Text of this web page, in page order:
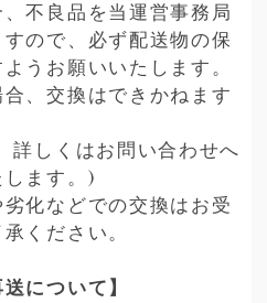
不良品を当運営事務局
ので、必ず配送物の保
うお願いいたします。
、交換はできかねます
詳しくはお問い合わせへ
ます。)
化などでの交換はお受
ください。
について】